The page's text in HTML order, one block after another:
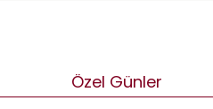
Özel Günler